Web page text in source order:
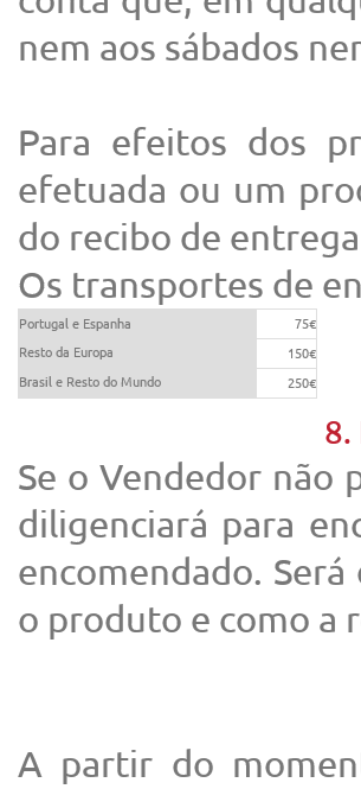
nem aos sábados
Para efeitos dos
efetuada ou um
do recibo de
Os transportes de
Portugal e Espanha
75€
Resto da Europa
150€
Brasil e Resto do Mundo
250€
8.
Se o Vendedor não
diligenciará para
encomendado.
o produto e como a
A partir do